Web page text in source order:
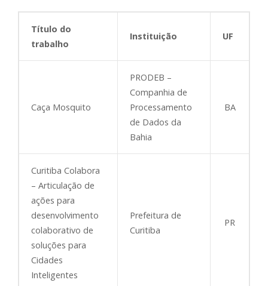
Título do
trabalho
Instituição UF
Caça Mosquito
PRODEB –
Companhia de
Processamento
de Dados da
Bahia
BA
Curitiba Colabora
– Articulação de
ações para
desenvolvimento
colaborativo de
soluções para
Cidades
Inteligentes
Prefeitura de
Curitiba
PR